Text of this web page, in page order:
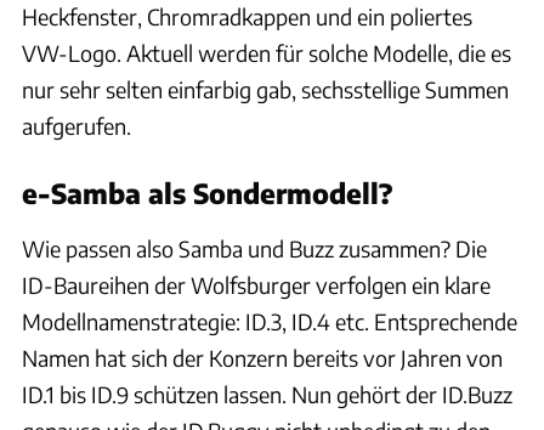
Heckfenster, Chromradkappen und ein poliertes
VW-Logo. Aktuell werden für solche Modelle, die es
nur sehr selten einfarbig gab, sechsstellige Summen
aufgerufen.
e-Samba als Sondermodell?
Wie passen also Samba und Buzz zusammen? Die
ID-Baureihen der Wolfsburger verfolgen ein klare
Modellnamenstrategie: ID.3, ID.4 etc. Entsprechende
Namen hat sich der Konzern bereits vor Jahren von
ID.1 bis ID.9 schützen lassen. Nun gehört der ID.Buzz